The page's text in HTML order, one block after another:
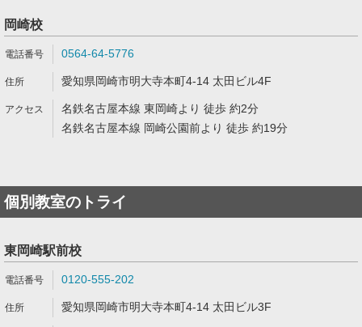
岡崎校
0564-64-5776
愛知県岡崎市明大寺本町4-14 太田ビル4F
名鉄名古屋本線 東岡崎より 徒歩 約2分
名鉄名古屋本線 岡崎公園前より 徒歩 約19分
個別教室のトライ
東岡崎駅前校
0120-555-202
愛知県岡崎市明大寺本町4-14 太田ビル3F